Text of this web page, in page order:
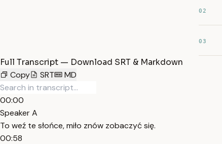
02
03
Full Transcript — Download SRT & Markdown
Copy
SRT MD
00:00
Speaker A
To weź te słońce, miło znów zobaczyć się.
00:58